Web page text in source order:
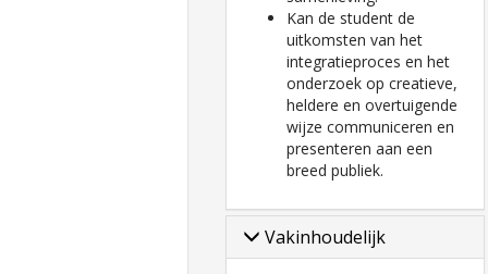
Kan de student de
uitkomsten van het
integratieproces en het
onderzoek op creatieve,
heldere en overtuigende
wijze communiceren en
presenteren aan een
breed publiek.
Vakinhoudelijk